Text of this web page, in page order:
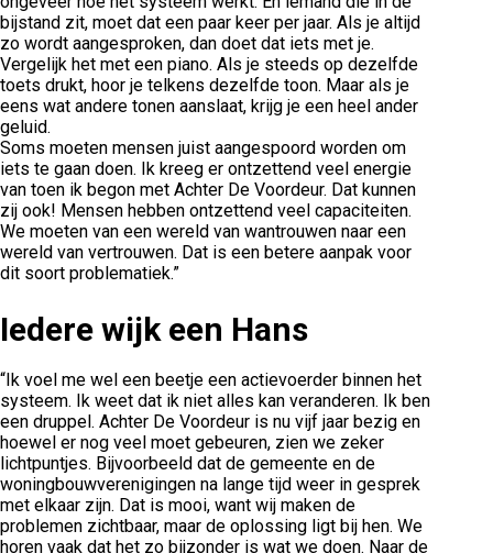
bijstand zit, moet dat een paar keer per jaar. Als je altijd
zo wordt aangesproken, dan doet dat iets met je.
Vergelijk het met een piano. Als je steeds op dezelfde
toets drukt, hoor je telkens dezelfde toon. Maar als je
eens wat andere tonen aanslaat, krijg je een heel ander
geluid.
Soms moeten mensen juist aangespoord worden om
iets te gaan doen. Ik kreeg er ontzettend veel energie
van toen ik begon met Achter De Voordeur. Dat kunnen
zij ook! Mensen hebben ontzettend veel capaciteiten.
We moeten van een wereld van wantrouwen naar een
wereld van vertrouwen. Dat is een betere aanpak voor
dit soort problematiek.”
Iedere wijk een Hans
“Ik voel me wel een beetje een actievoerder binnen het
systeem. Ik weet dat ik niet alles kan veranderen. Ik ben
een druppel. Achter De Voordeur is nu vijf jaar bezig en
hoewel er nog veel moet gebeuren, zien we zeker
lichtpuntjes. Bijvoorbeeld dat de gemeente en de
woningbouwverenigingen na lange tijd weer in gesprek
met elkaar zijn. Dat is mooi, want wij maken de
problemen zichtbaar, maar de oplossing ligt bij hen. We
horen vaak dat het zo bijzonder is wat we doen. Naar de